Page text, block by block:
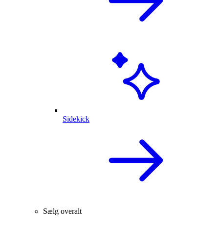
Sidekick
Sælg overalt